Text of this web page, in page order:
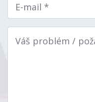
E-mail *
Váš problém /